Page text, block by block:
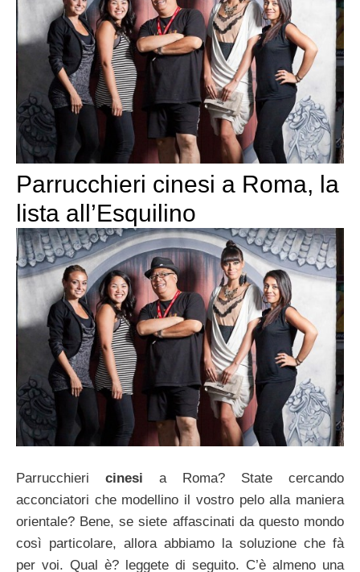
Parrucchieri cinesi a Roma, la
lista all’Esquilino
Parrucchieri cinesi a Roma? State cercando
acconciatori che modellino il vostro pelo alla maniera
orientale? Bene, se siete affascinati da questo mondo
così particolare, allora abbiamo la soluzione che fà
per voi. Qual è? leggete di seguito. C’è almeno una